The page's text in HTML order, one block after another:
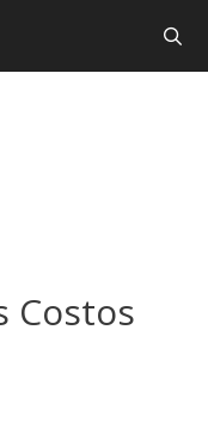
Costos